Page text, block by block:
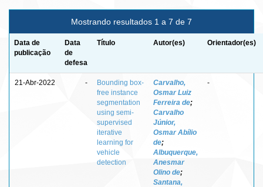
Mostrando resultados 1 a 7 de 7
Data de
publicação
Data
de
defesa
Título Autor(es) Orientador(es)
21-Abr-2022 -
Bounding box-
free instance
segmentation
using semi-
supervised
iterative
learning for
vehicle
detection
Carvalho,
Osmar Luiz
Ferreira de;
Carvalho
Júnior,
Osmar Abílio
de;
Albuquerque,
Anesmar
Olino de;
Santana,
-